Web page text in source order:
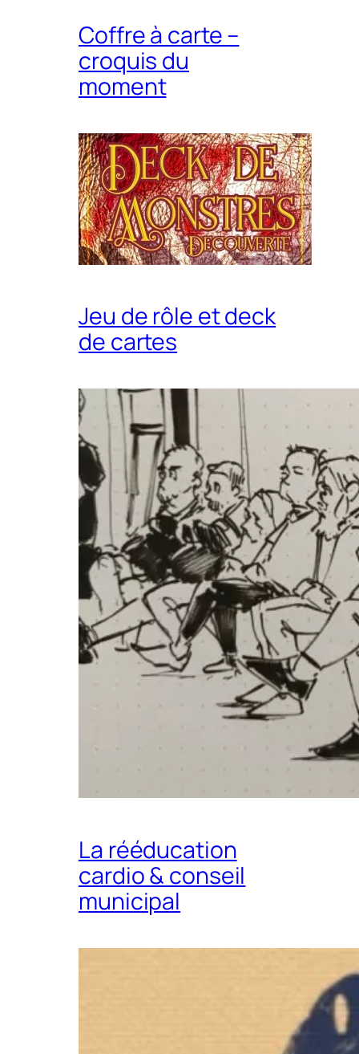
Coffre à carte –
croquis du
moment
Jeu de rôle et deck
de cartes
La rééducation
cardio & conseil
municipal